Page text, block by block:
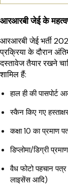
आरआरबी जेई के
आरआरबी जेई भर्ती
प्रक्रिया के दौरान
दस्तावेज तैयार रखने
शामिल हैं:
हाल ही की पासपोर्ट
स्कैन किए गए
कक्षा 10 का प्रमाण
डिप्लोमा/डिग्री
वैध फोटो पहचान पत्र
लाइसेंस आदि)